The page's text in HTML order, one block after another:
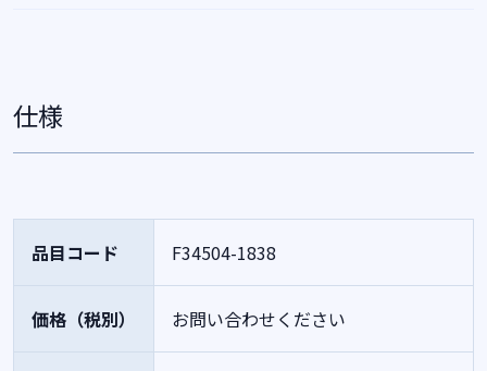
仕様
品目コード F34504-1838
価格（税別） お問い合わせください